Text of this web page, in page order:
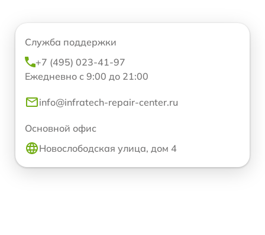
Служба поддержки
+7 (495) 023-41-97
Ежедневно с 9:00 до 21:00
info@infratech-repair-center.ru
Основной офис
Новослободская улица, дом 4